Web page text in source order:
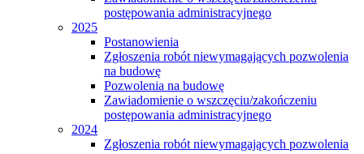
postępowania administracyjnego
2025
Postanowienia
Zgłoszenia robót niewymagających pozwolenia
na budowę
Pozwolenia na budowę
Zawiadomienie o wszczęciu/zakończeniu
postępowania administracyjnego
2024
Zgłoszenia robót niewymagających pozwolenia